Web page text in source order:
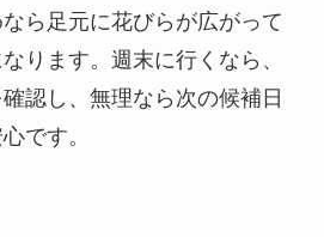
ら足元に花びらが広がって
ります。週末に行くなら、
認し、無理なら次の候補日
です。